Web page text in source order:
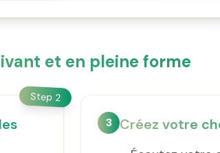
et en pleine forme
Step 2
3 Créez votre